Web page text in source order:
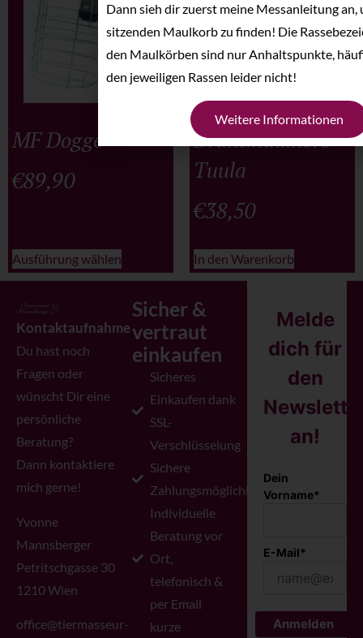
MF Dogge
€89,90
Ausführung wählen
Drahtmaulkorb
Tuula
€38,50
In den Warenkorb
Kontaktaufnahme
Du hast noch
Fragen oder
wünscht Dir eine
persönliche
Beratung?
Dann kontaktiere
mich gerne!
Yvonne
Mannsberger
Petritschgasse 30
1210 Wien
office@tiermasseur-
Sicher &
vertraut
einkaufen
Sicheres
Einkaufen dank
SSL-
Verschlüsselung
Sichere
Zahlungsmöglichkeiten
Individuelle
Beratung vor
Ort,
telefonisch &
per Email
kurze
Melde
dich für
den
an!
Dein
Vorname*
E-Mail*
Anmelden
Dann sieh dir zuerst meine Messanleitung an,
sitzenden Maulkorb zu finden! Die
den Maulkörben sind nur Anhaltspunkte,
den jeweiligen Rassen leider nicht!
Weitere Informationen